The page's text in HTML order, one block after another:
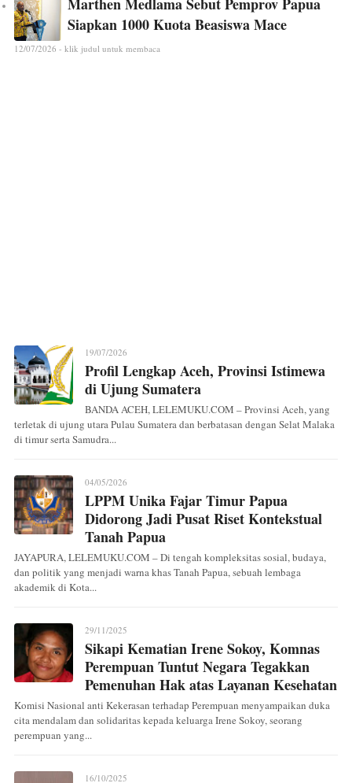
Marthen Medlama Sebut Pemprov Papua
Siapkan 1000 Kuota Beasiswa Mace
12/07/2026 - klik judul untuk membaca
19/07/2026
Profil Lengkap Aceh, Provinsi Istimewa
di Ujung Sumatera
BANDA ACEH, LELEMUKU.COM – Provinsi Aceh, yang
terletak di ujung utara Pulau Sumatera dan berbatasan dengan Selat Malaka
di timur serta Samudra...
04/05/2026
LPPM Unika Fajar Timur Papua
Didorong Jadi Pusat Riset Kontekstual
Tanah Papua
JAYAPURA, LELEMUKU.COM – Di tengah kompleksitas sosial, budaya,
dan politik yang menjadi warna khas Tanah Papua, sebuah lembaga
akademik di Kota...
29/11/2025
Sikapi Kematian Irene Sokoy, Komnas
Perempuan Tuntut Negara Tegakkan
Pemenuhan Hak atas Layanan Kesehatan
Komisi Nasional anti Kekerasan terhadap Perempuan menyampaikan duka
cita mendalam dan solidaritas kepada keluarga Irene Sokoy, seorang
perempuan yang...
16/10/2025